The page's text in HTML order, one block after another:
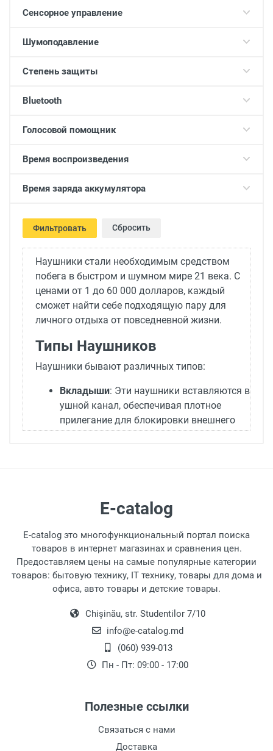
Сенсорное управление
Шумоподавление
Степень защиты
Bluetooth
Голосовой помощник
Время воспроизведения
Время заряда аккумулятора
Фильтровать Сбросить
Наушники стали необходимым средством
побега в быстром и шумном мире 21 века. С
ценами от 1 до 60 000 долларов, каждый
сможет найти себе подходящую пару для
личного отдыха от повседневной жизни.
Типы Наушников
Наушники бывают различных типов:
Вкладыши: Эти наушники вставляются в
ушной канал, обеспечивая плотное
прилегание для блокировки внешнего
шума. Это самый распространенный тип,
размещаются вне ушного канала,
при этом они более удобны и легко
очищаются.
Накладные : Эти более крупные
наушники охватывают ухо, содержат
сложные механизмы, такие как
динамические мембраны и звуковые
катушки. Они бывают с открытым или
закрытым дизайном: первый предлагает
меньшую звукоизоляцию, но снижает
нагрузку на уши, а второй обеспечивает
защиты слуха.
Почему Существует Так
E-catalog
E-catalog это многофункциональный портал поиска
товаров в интернет магазинах и сравнения цен.
Предоставляем цены на самые популярные категории
товаров: бытовую технику, IT технику, товары для дома и
офиса, авто товары и детские товары.
Chișinău, str. Studentilor 7/10
info@e-catalog.md
(060) 939-013
Пн - Пт: 09:00 - 17:00
Полезные ссылки
Связаться с нами
Доставка